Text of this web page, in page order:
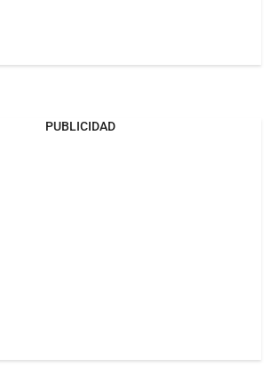
PUBLICIDAD